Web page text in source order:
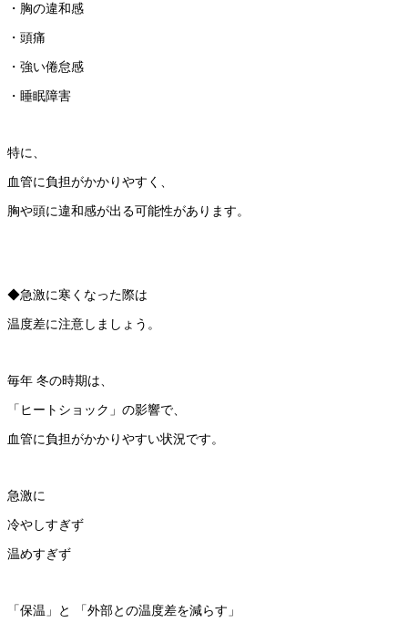
・胸の違和感
・頭痛
・強い倦怠感
・睡眠障害
特に、
血管に負担がかかりやすく、
胸や頭に違和感が出る可能性があります。
◆急激に寒くなった際は
温度差に注意しましょう。
毎年 冬の時期は、
「ヒートショック」の影響で、
血管に負担がかかりやすい状況です。
急激に
冷やしすぎず
温めすぎず
「保温」と 「外部との温度差を減らす」